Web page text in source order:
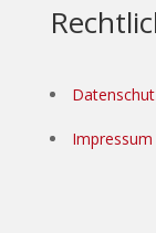
Impressum